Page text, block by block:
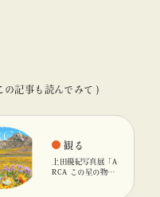
の記事も読んでみて )
観る
上田優紀写真展「A
RCA この星の物